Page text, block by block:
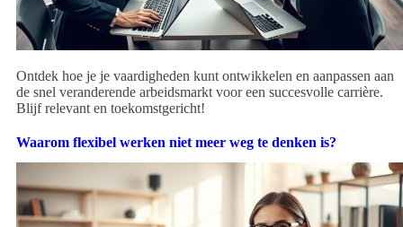
Ontdek hoe je je vaardigheden kunt ontwikkelen en aanpassen aan
de snel veranderende arbeidsmarkt voor een succesvolle carrière.
Blijf relevant en toekomstgericht!
Waarom flexibel werken niet meer weg te denken is?